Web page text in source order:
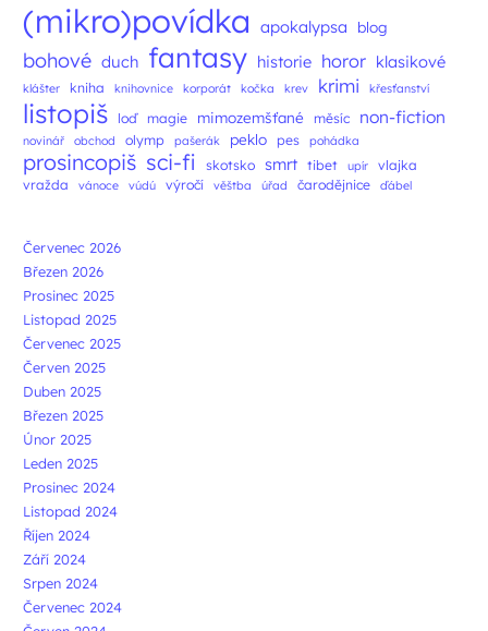
(mikro)povídka apokalypsa blog
bohové duch fantasy historie horor klasikové
klášter kniha knihovnice korporát kočka krev krimi křesťanství
listopiš loď magie mimozemšťané měsíc non-fiction
novinář obchod olymp pašerák peklo pes pohádka
prosincopiš sci-fi skotsko smrt tibet upír
vlajka
vražda
vánoce vúdú výročí věštba úřad čarodějnice ďábel
Červenec 2026
Březen 2026
Prosinec 2025
Listopad 2025
Červenec 2025
Červen 2025
Duben 2025
Březen 2025
Únor 2025
Leden 2025
Prosinec 2024
Listopad 2024
Říjen 2024
Září 2024
Srpen 2024
Červenec 2024